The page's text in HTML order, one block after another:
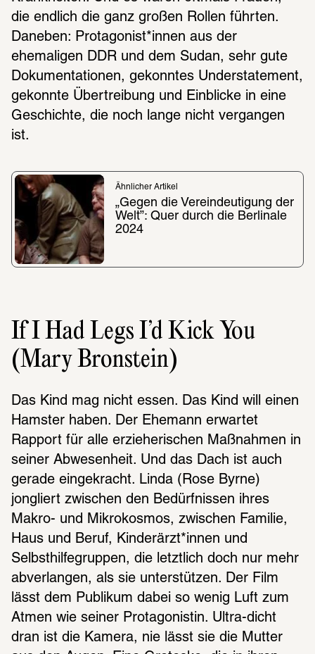
die endlich die ganz großen Rollen führten.
Daneben: Protagonist*innen aus der
ehemaligen DDR und dem Sudan, sehr gute
Dokumentationen, gekonntes Understatement,
gekonnte Übertreibung und Einblicke in eine
Geschichte, die noch lange nicht vergangen
ist.
Ähnlicher Artikel
„Gegen die Vereindeutigung der
Welt”: Quer durch die Berlinale
2024
If I Had Legs I’d Kick You
(Mary Bronstein)
Das Kind mag nicht essen. Das Kind will einen
Hamster haben. Der Ehemann erwartet
Rapport für alle erzieherischen Maßnahmen in
seiner Abwesenheit. Und das Dach ist auch
gerade eingekracht. Linda (Rose Byrne)
jongliert zwischen den Bedürfnissen ihres
Makro- und Mikrokosmos, zwischen Familie,
Haus und Beruf, Kinderärzt*innen und
Selbsthilfegruppen, die letztlich doch nur mehr
abverlangen, als sie unterstützen. Der Film
lässt dem Publikum dabei so wenig Luft zum
Atmen wie seiner Protagonistin. Ultra-dicht
dran ist die Kamera, nie lässt sie die Mutter